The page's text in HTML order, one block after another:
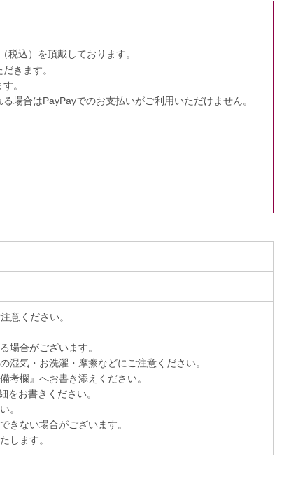
込）を頂戴しております。
きます。
。
場合はPayPayでのお支払いがご利用いただけません。
意ください。
場合がございます。
湿気・お洗濯・摩擦などにご注意ください。
考欄』へお書き添えください。
お書きください。
。
きない場合がございます。
します。